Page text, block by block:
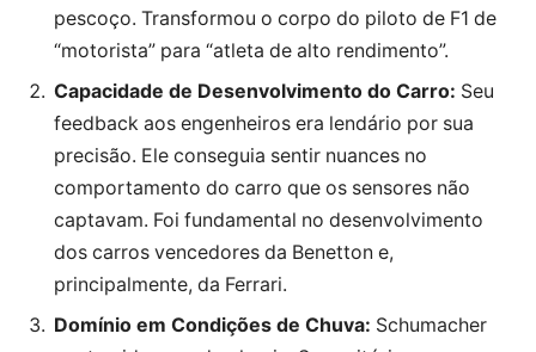
pescoço. Transformou o corpo do piloto de F1 de
“motorista” para “atleta de alto rendimento”.
Capacidade de Desenvolvimento do Carro: Seu
feedback aos engenheiros era lendário por sua
precisão. Ele conseguia sentir nuances no
comportamento do carro que os sensores não
captavam. Foi fundamental no desenvolvimento
dos carros vencedores da Benetton e,
principalmente, da Ferrari.
Domínio em Condições de Chuva: Schumacher